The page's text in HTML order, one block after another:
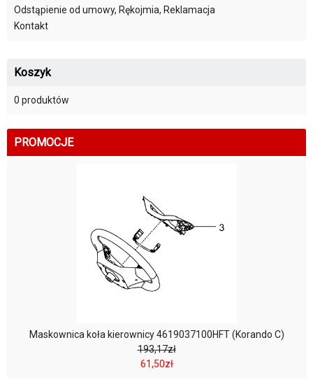
Odstąpienie od umowy, Rękojmia, Reklamacja
Kontakt
Koszyk
0 produktów
PROMOCJE
Maskownica koła kierownicy 4619037100HFT (Korando C)
193,17zł
61,50zł